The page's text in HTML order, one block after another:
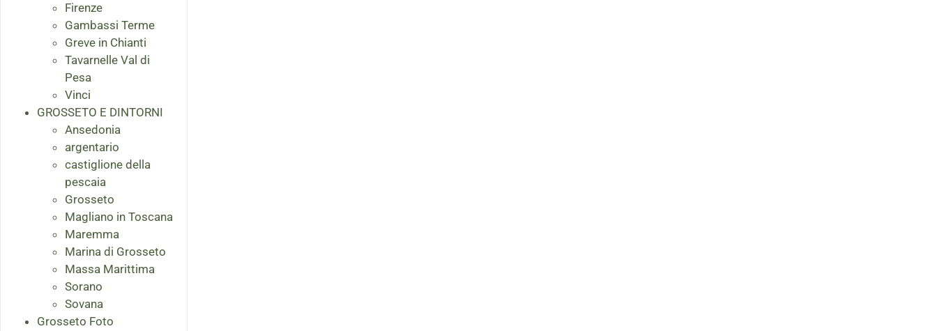
Firenze
Gambassi Terme
Greve in Chianti
Tavarnelle Val di
Pesa
Vinci
GROSSETO E DINTORNI
Ansedonia
argentario
castiglione della
pescaia
Grosseto
Magliano in Toscana
Maremma
Marina di Grosseto
Massa Marittima
Sorano
Sovana
Grosseto Foto